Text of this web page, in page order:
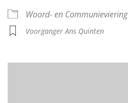
Woord- en Communieviering
Voorganger Ans Quinten